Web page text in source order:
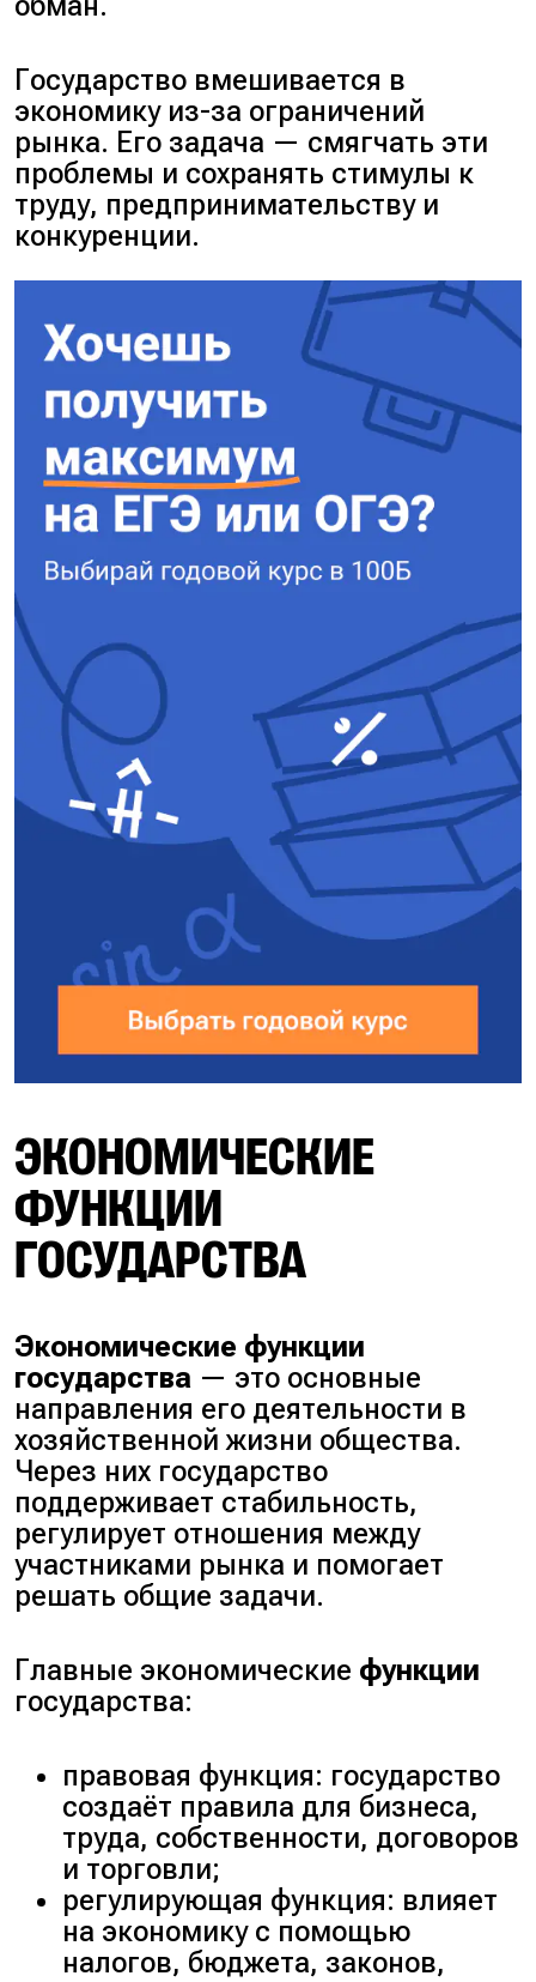
Государство вмешивается в
экономику из-за ограничений
рынка. Его задача — смягчать эти
проблемы и сохранять стимулы к
труду, предпринимательству и
конкуренции.
ЭКОНОМИЧЕСКИЕ
ФУНКЦИИ
ГОСУДАРСТВА
Экономические функции
государства — это основные
направления его деятельности в
хозяйственной жизни общества.
Через них государство
поддерживает стабильность,
регулирует отношения между
участниками рынка и помогает
решать общие задачи.
Главные экономические функции
государства:
правовая функция: государство
создаёт правила для бизнеса,
труда, собственности, договоров
и торговли;
регулирующая функция: влияет
на экономику с помощью
налогов, бюджета, законов,